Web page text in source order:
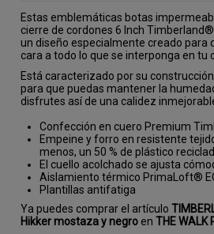
Estas emblemáticas botas
cierre de cordones 6 Inch
un diseño especialmente creado para
cara a todo lo que se interponga en tu
Está caracterizado por su
para que puedas mantener la
disfrutes así de una calidez
Confección en cuero Premium
Empeine y forro en resistente
menos, un 50 % de plástico
El cuello acolchado se ajusta
Aislamiento térmico PrimaLoft®
Plantillas antifatiga
Ya puedes comprar el artículo
Hikker mostaza y negro enTHE WALK